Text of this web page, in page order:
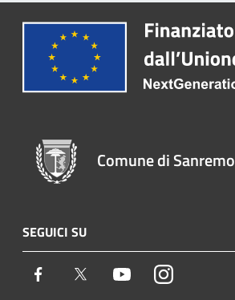
Comune di Sanremo
SEGUICI SU
Facebook Twitter YoutubeInstagram